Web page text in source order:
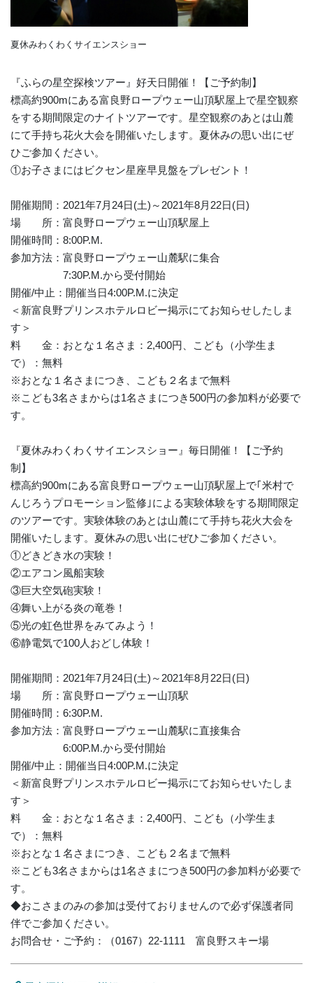
夏休みわくわくサイエンスショー
『ふらの星空探検ツアー』好天日開催！【ご予約制】
標高約900mにある富良野ロープウェー山頂駅屋上で星空観察
をする期間限定のナイトツアーです。星空観察のあとは山麓
にて手持ち花火大会を開催いたします。夏休みの思い出にぜ
ひご参加ください。
①お子さまにはビクセン星座早見盤をプレゼント！
開催期間：2021年7月24日(土)～2021年8月22日(日)
場 所：富良野ロープウェー山頂駅屋上
開催時間：8:00P.M.
参加方法：富良野ロープウェー山麓駅に集合
7:30P.M.から受付開始
開催/中止：開催当日4:00P.M.に決定
＜新富良野プリンスホテルロビー掲示にてお知らせしたしま
す＞
料 金：おとな１名さま：2,400円、こども（小学生ま
で）：無料
※おとな１名さまにつき、こども２名まで無料
※こども3名さまからは1名さまにつき500円の参加料が必要で
す。
『夏休みわくわくサイエンスショー』毎日開催！【ご予約
制】
標高約900mにある富良野ロープウェー山頂駅屋上で｢米村で
んじろうプロモーション監修｣による実験体験をする期間限定
のツアーです。実験体験のあとは山麓にて手持ち花火大会を
開催いたします。夏休みの思い出にぜひご参加ください。
①どきどき水の実験！
②エアコン風船実験
③巨大空気砲実験！
④舞い上がる炎の竜巻！
⑤光の虹色世界をみてみよう！
⑥静電気で100人おどし体験！
開催期間：2021年7月24日(土)～2021年8月22日(日)
場 所：富良野ロープウェー山頂駅
開催時間：6:30P.M.
参加方法：富良野ロープウェー山麓駅に直接集合
6:00P.M.から受付開始
開催/中止：開催当日4:00P.M.に決定
＜新富良野プリンスホテルロビー掲示にてお知らせいたしま
す＞
料 金：おとな１名さま：2,400円、こども（小学生ま
で）：無料
※おとな１名さまにつき、こども２名まで無料
※こども3名さまからは1名さまにつき500円の参加料が必要で
す。
◆おこさまのみの参加は受付ておりませんので必ず保護者同
伴でご参加ください。
お問合せ・ご予約：（0167）22-1111 富良野スキー場